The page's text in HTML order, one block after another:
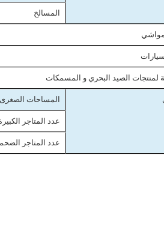
المسالخ
لمنتجات الصيد البحري و المسمكات
المساحات
عدد المتاجر
عدد المتاجر